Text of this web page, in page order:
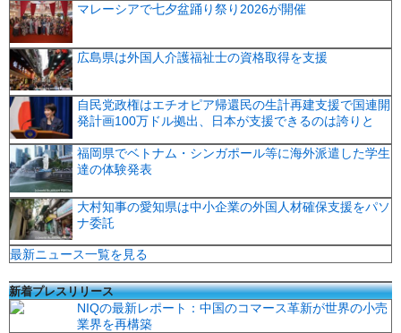
マレーシアで七夕盆踊り祭り2026が開催
広島県は外国人介護福祉士の資格取得を支援
自民党政権はエチオピア帰還民の生計再建支援で国連開
発計画100万ドル拠出、日本が支援できるのは誇りと
福岡県でベトナム・シンガポール等に海外派遣した学生
達の体験発表
大村知事の愛知県は中小企業の外国人材確保支援をパソ
ナ委託
最新ニュース一覧を見る
新着プレスリリース
NIQの最新レポート：中国のコマース革新が世界の小売
業界を再構築